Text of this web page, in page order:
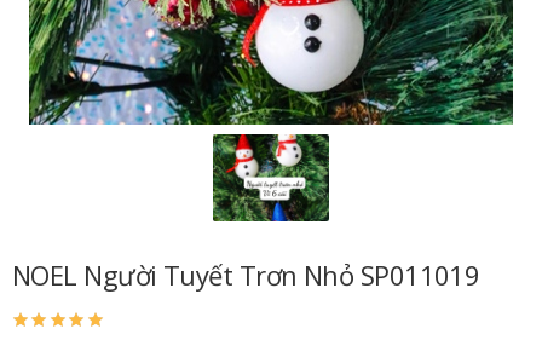
NOEL Người Tuyết Trơn Nhỏ SP011019